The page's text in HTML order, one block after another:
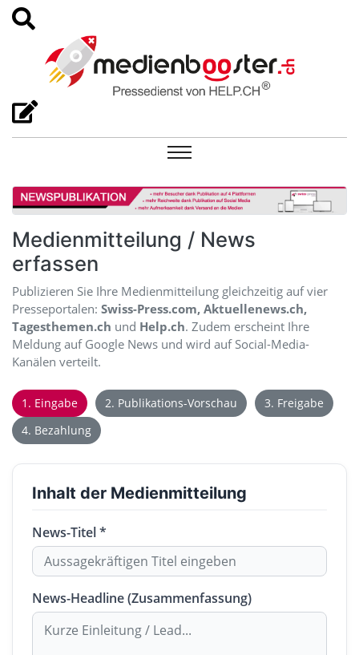
Medienmitteilung / News
erfassen
Publizieren Sie Ihre Medienmitteilung gleichzeitig auf vier
Presseportalen: Swiss-Press.com, Aktuellenews.ch,
Tagesthemen.ch und Help.ch. Zudem erscheint Ihre
Meldung auf Google News und wird auf Social-Media-
Kanälen verteilt.
1. Eingabe 2. Publikations-Vorschau
3. Freigabe
4. Bezahlung
Inhalt der Medienmitteilung
News-Titel *
News-Headline (Zusammenfassung)